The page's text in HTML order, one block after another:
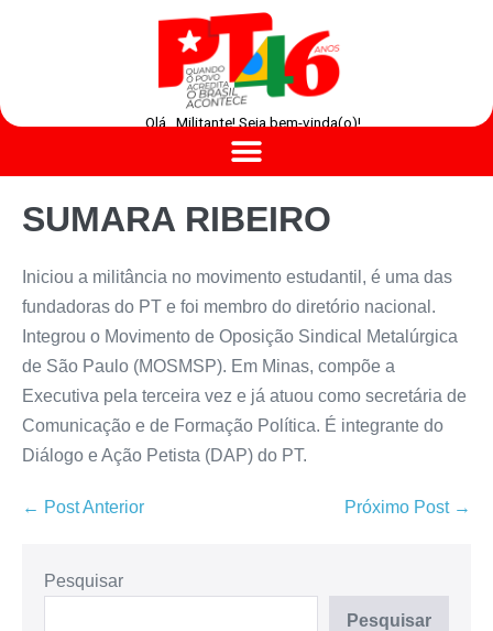
Olá , Militante! Seja bem-vinda(o)!
SUMARA RIBEIRO
Iniciou a militância no movimento estudantil, é uma das
fundadoras do PT e foi membro do diretório nacional.
Integrou o Movimento de Oposição Sindical Metalúrgica
de São Paulo (MOSMSP). Em Minas, compõe a
Executiva pela terceira vez e já atuou como secretária de
Comunicação e de Formação Política. É integrante do
Diálogo e Ação Petista (DAP) do PT.
← Post Anterior Próximo Post →
Pesquisar
Pesquisar